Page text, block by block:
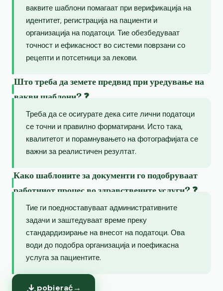
ваквите шаблони помагаат при верификација на
идентитет, регистрација на пациенти и
организација на податоци. Тие обезбедуваат
точност и ефикасност во системи поврзани со
рецепти и потсетници за лекови.
Што треба да земете предвид при уредување на
вакви шаблони? ❓
Треба да се осигурате дека сите лични податоци
се точни и правилно форматирани. Исто така,
квалитетот и порамнувањето на фотографијата се
важни за реалистичен резултат.
Како шаблоните за документи го подобруваат
работниот процес во здравствените услуги? ❓
Тие ги поедноставуваат административните
задачи и заштедуваат време преку
стандардизирање на внесот на податоци. Ова
води до подобра организација и поефикасна
услуга за пациентите.
pobierać→